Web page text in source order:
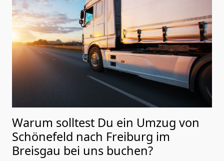
Warum solltest Du ein Umzug von
Schönefeld nach Freiburg im
Breisgau bei uns buchen?